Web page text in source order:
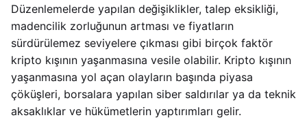
Düzenlemelerde yapılan değişiklikler, talep eksikliği,
madencilik zorluğunun artması ve fiyatların
sürdürülemez seviyelere çıkması gibi birçok faktör
kripto kışının yaşanmasına vesile olabilir. Kripto kışının
yaşanmasına yol açan olayların başında piyasa
çöküşleri, borsalara yapılan siber saldırılar ya da teknik
aksaklıklar ve hükümetlerin yaptırımları gelir.